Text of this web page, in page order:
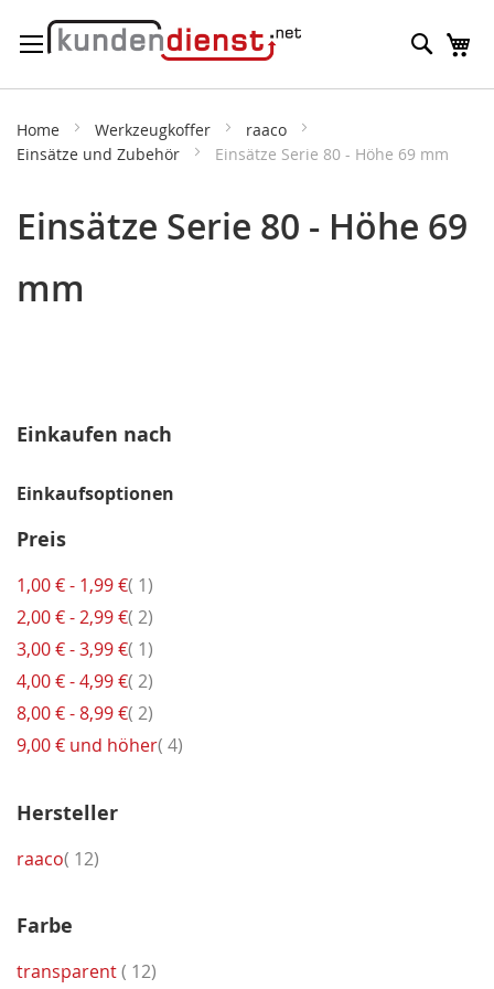
zum
Suche
Home Werkzeugkoffer
raaco
Einsätze und Zubehör
Einsätze Serie 80 - Höhe 69 mm
Einsätze Serie 80 - Höhe 69
mm
Einkaufen nach
Einkaufsoptionen
Preis
1,00 €- 1,99 € 1Artikel
2,00 €-2,99 € 2Artikel
3,00 €-3,99 € 1Artikel
4,00 €-4,99 € 2Artikel
8,00 €-8,99 € 2Artikel
9,00 € und höher 4Artikel
Hersteller
raaco 12Artikel
Farbe
transparent 12Artikel